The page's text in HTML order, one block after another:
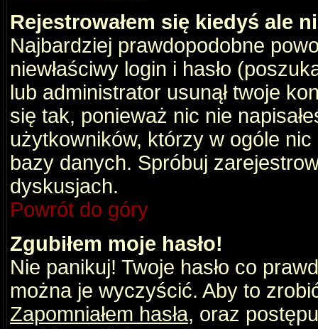
Rejestrowałem się kiedyś ale
Najbardziej prawdopodobne
niewłaściwy login i hasło
lub administrator usunął twoje
się tak, ponieważ nic nie
użytkowników, którzy w ogóle
bazy danych. Spróbuj
dyskusjach.
Powrót do góry
Zgubiłem moje hasło!
Nie panikuj! Twoje hasło co
można je wyczyścić. Aby to
Zapomniałem hasła, oraz